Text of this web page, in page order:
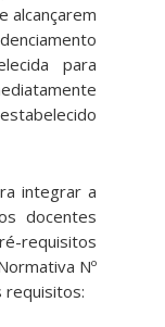
alcançarem
para
integrar a
docentes
requisitos
Nº
requisitos: